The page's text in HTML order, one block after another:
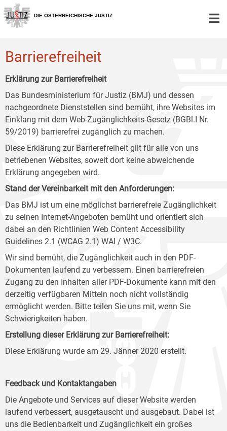
Zur
Hauptnavigation
[1]
Zum
Inhalt
[2]
Zum
Untermenü
[3]
DIE ÖSTERREICHISCHE JUSTIZ
Barrierefreiheit
Erklärung zur Barrierefreiheit
Das Bundesministerium für Justiz (BMJ) und dessen
nachgeordnete Dienststellen sind bemüht, ihre Websites im
Einklang mit dem Web-Zugänglichkeits-Gesetz (BGBl.I Nr.
59/2019) barrierefrei zugänglich zu machen.
Diese Erklärung zur Barrierefreiheit gilt für alle von uns
betriebenen Websites, soweit dort keine abweichende
Erklärung angegeben wird.
Stand der Vereinbarkeit mit den Anforderungen:
Das BMJ ist um eine möglichst barrierefreie Zugänglichkeit
zu seinen Internet-Angeboten bemüht und orientiert sich
dabei an den Richtlinien Web Content Accessibility
Guidelines 2.1 (WCAG 2.1) WAI / W3C.
Wir sind bemüht, die Zugänglichkeit auch in den PDF-
Dokumenten laufend zu verbessern. Einen barrierefreien
Zugang zu den Inhalten aller PDF-Dokumente kann mit den
derzeitig verfügbaren Mitteln noch nicht vollständig
ermöglicht werden. Bitte teilen Sie uns mit, wenn Sie
Schwierigkeiten haben.
Erstellung dieser Erklärung zur Barrierefreiheit:
Diese Erklärung wurde am 29. Jänner 2020 erstellt.
Feedback und Kontaktangaben
Die Angebote und Services auf dieser Website werden
laufend verbessert, ausgetauscht und ausgebaut. Dabei ist
uns die Bedienbarkeit und Zugänglichkeit ein großes